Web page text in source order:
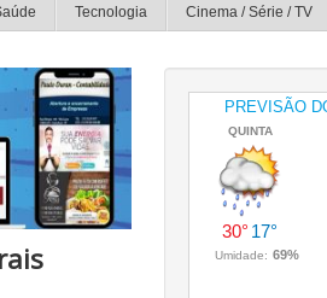
Tecnologia Cinema / Série / TV